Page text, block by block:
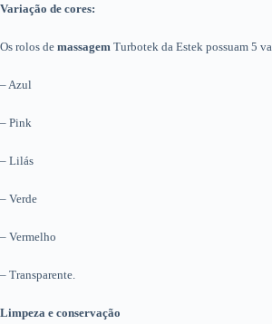
Variação de cores:
Os rolos de massagem Turbotek da Estek possuam 5
– Azul
– Pink
– Lilás
– Verde
– Vermelho
– Transparente.
Limpeza e conservação